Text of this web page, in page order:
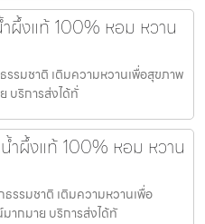
ผึ้งแท้ 100% หอม หวาน
รมชาติ เติมความหวานเพื่อสุขภาพ
บริการส่งได้ทั่
ำผึ้งแท้ 100% หอม หวาน
รรมชาติ เติมความหวานเพื่อ
ากมาย บริการส่งได้ทั